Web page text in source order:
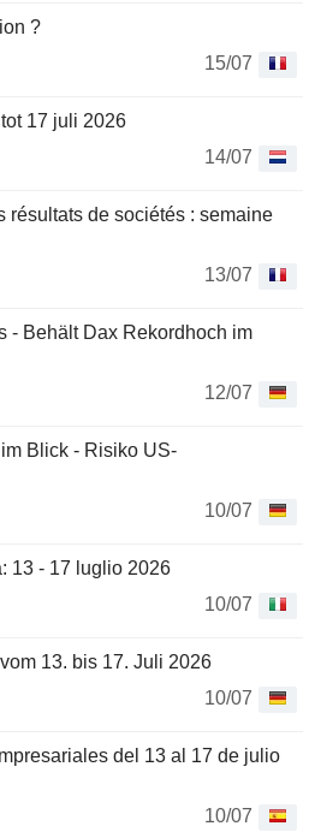
?
15/07
17 juli 2026
14/07
résultats de sociétés : semaine
13/07
- Behält Dax Rekordhoch im
12/07
Blick - Risiko US-
10/07
13 - 17 luglio 2026
10/07
13. bis 17. Juli 2026
10/07
del 13 al 17 de julio
10/07